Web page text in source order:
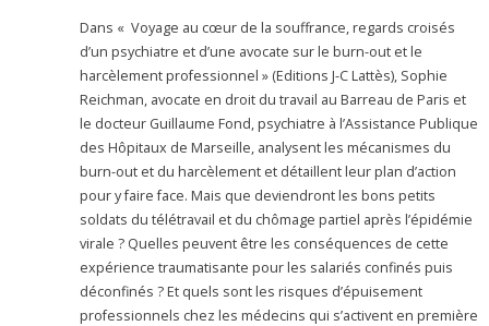
Dans « Voyage au cœur de la souffrance, regards croisés
d’un psychiatre et d’une avocate sur le burn-out et le
harcèlement professionnel » (Editions J-C Lattès), Sophie
Reichman, avocate en droit du travail au Barreau de Paris et
le docteur Guillaume Fond, psychiatre à l’Assistance Publique
des Hôpitaux de Marseille, analysent les mécanismes du
burn-out et du harcèlement et détaillent leur plan d’action
pour y faire face. Mais que deviendront les bons petits
soldats du télétravail et du chômage partiel après l’épidémie
virale ? Quelles peuvent être les conséquences de cette
expérience traumatisante pour les salariés confinés puis
déconfinés ? Et quels sont les risques d’épuisement
professionnels chez les médecins qui s’activent en première